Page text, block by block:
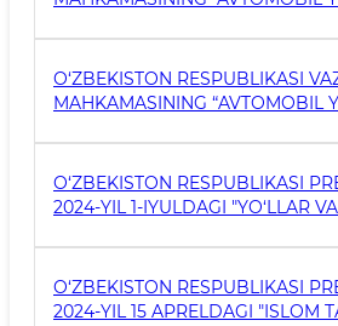
VA ULARDAN FOYDALANISH
TASHKIL ETISH CHORA-
TO‘G‘RISIDA" 2024-YIL 30-
O‘ZBEKISTON RESPUBLIKASI
MAHKAMASINING “AVTOMOBIL
AVTOTRANSPORT
HARAKATLANISH TARTIBINI
TAKOMILLASHTIRISH CHORA-
SON QARORI.
O‘ZBEKISTON RESPUBLIKASI
2024-YIL 1-IYULDAGI "YO‘LLAR
SAQLANISHINI TA’MINLASH
HUDUDLARNI
AMALDAGI MEXANIZMLARNI
O‘ZBEKISTON RESPUBLIKASI
2024-YIL 15 APRELDAGI "ISLOM